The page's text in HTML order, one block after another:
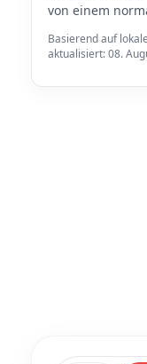
von einem
Basierend auf
aktualisiert: 08.